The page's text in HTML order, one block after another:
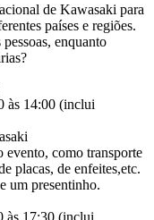
de Kawasaki para
países e regiões.
enquanto
placas, de enfeites,etc.
um presentinho.
às 17:30 (inclui